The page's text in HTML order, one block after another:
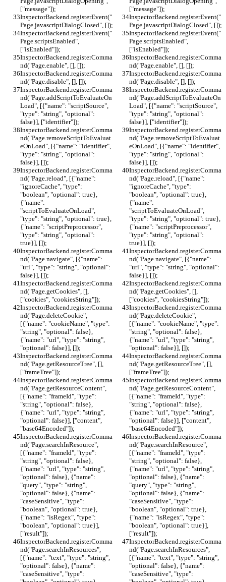
["message"]);
["message"]);
InspectorBackend.registerEvent("
Page.javascriptDialogClosed", []);
InspectorBackend.registerEvent("
Page.javascriptDialogClosed", []);
InspectorBackend.registerEvent("
Page.scriptsEnabled",
["isEnabled"]);
InspectorBackend.registerEvent("
Page.scriptsEnabled",
["isEnabled"]);
InspectorBackend.registerComma
nd("Page.enable", [], []);
InspectorBackend.registerComma
nd("Page.enable", [], []);
InspectorBackend.registerComma
nd("Page.disable", [], []);
InspectorBackend.registerComma
nd("Page.disable", [], []);
InspectorBackend.registerComma
nd("Page.addScriptToEvaluateOn
Load", [{"name": "scriptSource",
"type": "string", "optional":
false}], ["identifier"]);
InspectorBackend.registerComma
nd("Page.addScriptToEvaluateOn
Load", [{"name": "scriptSource",
"type": "string", "optional":
false}], ["identifier"]);
InspectorBackend.registerComma
nd("Page.removeScriptToEvaluat
eOnLoad", [{"name": "identifier",
"type": "string", "optional":
false}], []);
InspectorBackend.registerComma
nd("Page.removeScriptToEvaluat
eOnLoad", [{"name": "identifier",
"type": "string", "optional":
false}], []);
InspectorBackend.registerComma
nd("Page.reload", [{"name":
"ignoreCache", "type":
"boolean", "optional": true},
{"name":
"scriptToEvaluateOnLoad",
"type": "string", "optional": true},
{"name": "scriptPreprocessor",
"type": "string", "optional":
true}], []);
InspectorBackend.registerComma
nd("Page.reload", [{"name":
"ignoreCache", "type":
"boolean", "optional": true},
{"name":
"scriptToEvaluateOnLoad",
"type": "string", "optional": true},
{"name": "scriptPreprocessor",
"type": "string", "optional":
true}], []);
InspectorBackend.registerComma
nd("Page.navigate", [{"name":
"url", "type": "string", "optional":
false}], []);
InspectorBackend.registerComma
nd("Page.navigate", [{"name":
"url", "type": "string", "optional":
false}], []);
InspectorBackend.registerComma
nd("Page.getCookies", [],
["cookies", "cookiesString"]);
InspectorBackend.registerComma
nd("Page.getCookies", [],
["cookies", "cookiesString"]);
InspectorBackend.registerComma
nd("Page.deleteCookie",
[{"name": "cookieName", "type":
"string", "optional": false},
{"name": "url", "type": "string",
"optional": false}], []);
InspectorBackend.registerComma
nd("Page.deleteCookie",
[{"name": "cookieName", "type":
"string", "optional": false},
{"name": "url", "type": "string",
"optional": false}], []);
InspectorBackend.registerComma
nd("Page.getResourceTree", [],
["frameTree"]);
InspectorBackend.registerComma
nd("Page.getResourceTree", [],
["frameTree"]);
InspectorBackend.registerComma
nd("Page.getResourceContent",
[{"name": "frameId", "type":
"string", "optional": false},
{"name": "url", "type": "string",
"optional": false}], ["content",
"base64Encoded"]);
InspectorBackend.registerComma
nd("Page.getResourceContent",
[{"name": "frameId", "type":
"string", "optional": false},
{"name": "url", "type": "string",
"optional": false}], ["content",
"base64Encoded"]);
InspectorBackend.registerComma
nd("Page.searchInResource",
[{"name": "frameId", "type":
"string", "optional": false},
{"name": "url", "type": "string",
"optional": false}, {"name":
"query", "type": "string",
"optional": false}, {"name":
"caseSensitive", "type":
"boolean", "optional": true},
{"name": "isRegex", "type":
"boolean", "optional": true}],
["result"]);
InspectorBackend.registerComma
nd("Page.searchInResource",
[{"name": "frameId", "type":
"string", "optional": false},
{"name": "url", "type": "string",
"optional": false}, {"name":
"query", "type": "string",
"optional": false}, {"name":
"caseSensitive", "type":
"boolean", "optional": true},
{"name": "isRegex", "type":
"boolean", "optional": true}],
["result"]);
InspectorBackend.registerComma
nd("Page.searchInResources",
[{"name": "text", "type": "string",
"optional": false}, {"name":
"caseSensitive", "type":
InspectorBackend.registerComma
nd("Page.searchInResources",
[{"name": "text", "type": "string",
"optional": false}, {"name":
"caseSensitive", "type":